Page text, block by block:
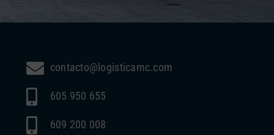
contacto@logisticamc.com
605 950 655
609 200 008